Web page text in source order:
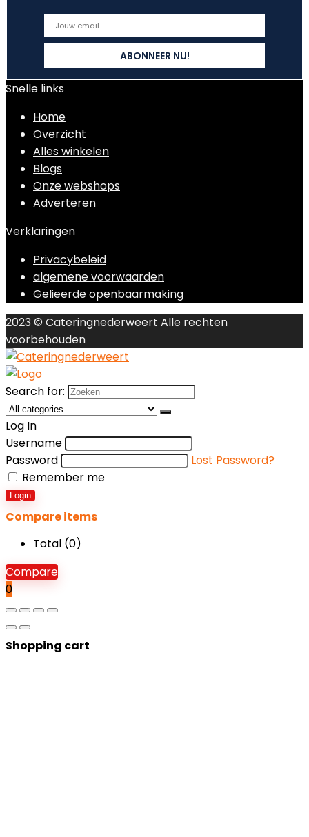
Snelle links
Home
Overzicht
Alles winkelen
Blogs
Onze webshops
Adverteren
Verklaringen
Privacybeleid
algemene voorwaarden
Gelieerde openbaarmaking
2023 © Cateringnederweert Alle rechten
voorbehouden
Search for:
Log In
Username
Password
Lost Password?
Remember me
Login
Compare items
Total (0)
Compare
0
Shopping cart